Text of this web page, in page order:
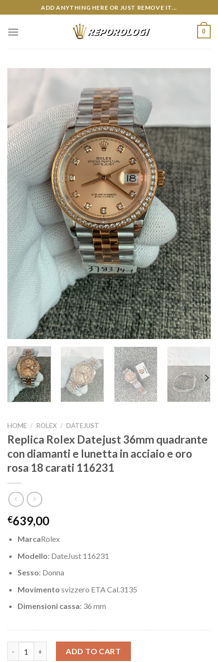
to
content
ADD ANYTHING HERE OR JUST REMOVE IT...
0
HOME / ROLEX / DATEJUST
Replica Rolex Datejust 36mm quadrante
con diamanti e lunetta in acciaio e oro
rosa 18 carati 116231
€639,00
MarcaRolex
Modello: DateJust 116231
Sesso: Donna
Movimento svizzero ETA Cal.3135
Dimensioni cassa: 36 mm
ADD TO CART